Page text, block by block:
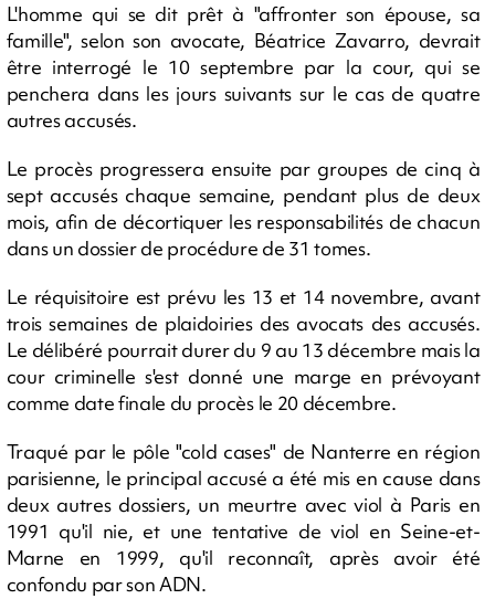
L'homme qui se dit prêt à "affronter son épouse, sa
famille", selon son avocate, Béatrice Zavarro, devrait
être interrogé le 10 septembre par la cour, qui se
penchera dans les jours suivants sur le cas de quatre
autres accusés.
Le procès progressera ensuite par groupes de cinq à
sept accusés chaque semaine, pendant plus de deux
mois, afin de décortiquer les responsabilités de chacun
dans un dossier de procédure de 31 tomes.
Le réquisitoire est prévu les 13 et 14 novembre, avant
trois semaines de plaidoiries des avocats des accusés.
Le délibéré pourrait durer du 9 au 13 décembre mais la
cour criminelle s'est donné une marge en prévoyant
comme date finale du procès le 20 décembre.
Traqué par le pôle "cold cases" de Nanterre en région
parisienne, le principal accusé a été mis en cause dans
deux autres dossiers, un meurtre avec viol à Paris en
1991 qu'il nie, et une tentative de viol en Seine-et-
Marne en 1999, qu'il reconnaît, après avoir été
confondu par son ADN.